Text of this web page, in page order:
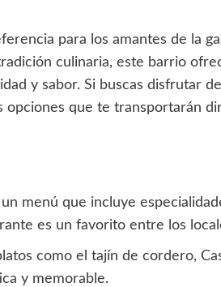
para los amantes de la
culinaria, este barrio
y sabor. Si buscas disfrutar
opciones que te transportarán
menú que incluye
es un favorito entre los
como el tajín de cordero,
y memorable.